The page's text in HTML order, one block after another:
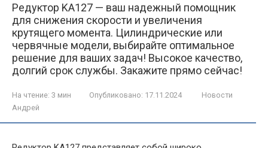
Редуктор KA127 — ваш надежный помощник
для снижения скорости и увеличения
крутящего момента. Цилиндрические или
червячные модели, выбирайте оптимальное
решение для ваших задач! Высокое качество,
долгий срок службы. Закажите прямо сейчас!
На чтение: 3 мин Опубликовано: 17.11.2024
Новости
Андрей